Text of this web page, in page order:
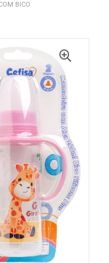
BICO